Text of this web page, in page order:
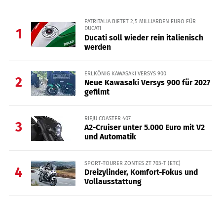
1
PATRITALIA BIETET 2,5 MILLIARDEN EURO FÜR
DUCATI
Ducati soll wieder rein italienisch
werden
2
ERLKÖNIG KAWASAKI VERSYS 900
Neue Kawasaki Versys 900 für 2027
gefilmt
3
RIEJU COASTER 407
A2-Cruiser unter 5.000 Euro mit V2
und Automatik
4
SPORT-TOURER ZONTES ZT 703-T (ETC)
Dreizylinder, Komfort-Fokus und
Vollausstattung